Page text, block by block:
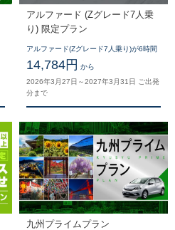
アルファード (Zグレード7人乗
り) 限定プラン
アルファード(Zグレード7人乗り)が6時間
14,784円 から
2026年3月27日～2027年3月31日 ご出発
分まで
九州プライムプラン